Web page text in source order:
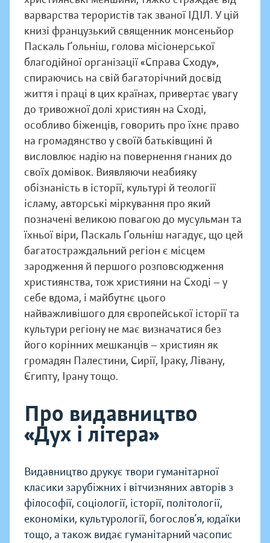
варварства терористів так званої ІДІЛ. У цій
книзі французький священник монсеньйор
Паскаль Ґольніш, голова місіонерської
благодійної організації «Справа Сходу»,
спираючись на свій багаторічний досвід
життя і праці в цих країнах, привертає увагу
до тривожної долі християн на Сході,
особливо біженців, говорить про їхнє право
на громадянство у своїй батьківщині й
висловлює надію на повернення гнаних до
своїх домівок. Виявляючи неабияку
обізнаність в історії, культурі й теології
ісламу, авторські міркування про який
позначені великою повагою до мусульман та
їхньої віри, Паскаль Ґольніш нагадує, що цей
багатостраждальний регіон є місцем
зародження й першого розповсюдження
християнства, тож християни на Сході — у
себе вдома, і майбутнє цього
найважливішого для європейської історії та
культури регіону не має визначатися без
його корінних мешканців — християн як
громадян Палестини, Сирії, Іраку, Лівану,
Єгипту, Ірану тощо.
Про видавництво
«Дух і літера»
Видавництво друкує твори гуманітарної
класики зарубіжних і вітчизняних авторів з
філософії, соціології, історії, політології,
економіки, культурології, богослов’я, юдаїки
тощо, а також видає гуманітарний часопис